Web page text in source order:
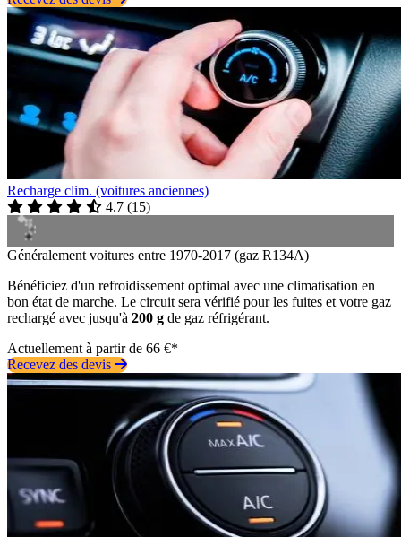
Recharge clim. (voitures anciennes)
4.7 (15)
Généralement voitures entre 1970-2017 (gaz R134A)
Bénéficiez d'un refroidissement optimal avec une climatisation en
bon état de marche. Le circuit sera vérifié pour les fuites et votre gaz
rechargé avec jusqu'à 200 g de gaz réfrigérant.
Actuellement à partir de 66 €*
Recevez des devis